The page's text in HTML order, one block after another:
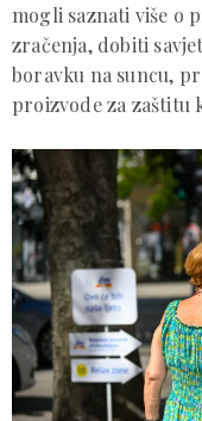
mogli saznati više o
zračenja, dobiti
boravku na suncu,
proizvode za zaštitu